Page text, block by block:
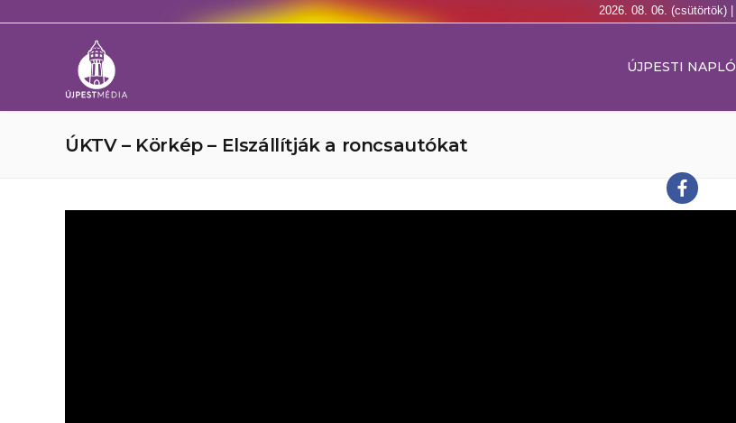
2026. 08. 06. (csütörtök) |
ÚJPESTI NAPLÓ
ÚKTV – Körkép – Elszállítják a roncsautókat